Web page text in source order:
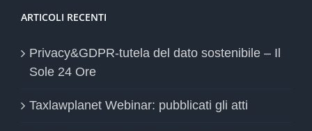
ARTICOLI RECENTI
Privacy&GDPR-tutela del dato sostenibile – Il
Sole 24 Ore
Taxlawplanet Webinar: pubblicati gli atti